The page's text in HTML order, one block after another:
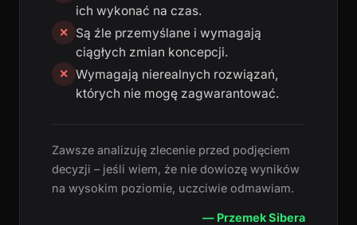
ich wykonać na czas.
✕
Są źle przemyślane i wymagają
ciągłych zmian koncepcji.
✕ Wymagają nierealnych rozwiązań,
których nie mogę zagwarantować.
Zawsze analizuję zlecenie przed podjęciem
decyzji – jeśli wiem, że nie dowiozę wyników
na wysokim poziomie, uczciwie odmawiam.
— Przemek Sibera